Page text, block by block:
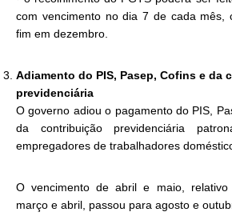
com vencimento no dia 7 de cada mês,
fim em dezembro.
Adiamento do PIS, Pasep, Cofins e da
previdenciária
O governo adiou o pagamento do PIS,
da contribuição previdenciária
empregadores de trabalhadores
O vencimento de abril e maio, relativo
março e abril, passou para agosto e